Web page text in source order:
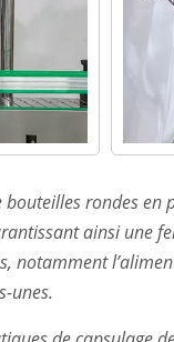
rondes
ainsi une
notamment
unes.